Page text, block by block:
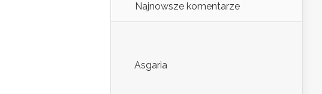
Najnowsze komentarze
Asgaria